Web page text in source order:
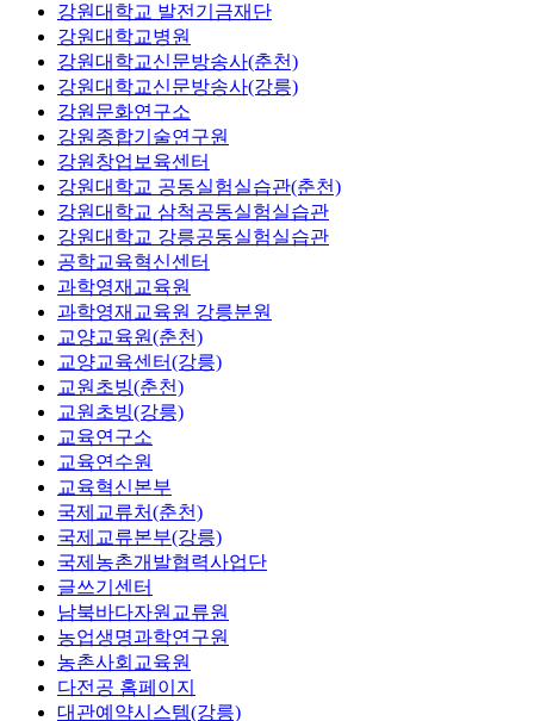
강원대학교 발전기금재단
강원대학교병원
강원대학교신문방송사(춘천)
강원대학교신문방송사(강릉)
강원문화연구소
강원종합기술연구원
강원창업보육센터
강원대학교 공동실험실습관(춘천)
강원대학교 삼척공동실험실습관
강원대학교 강릉공동실험실습관
공학교육혁신센터
과학영재교육원
과학영재교육원 강릉분원
교양교육원(춘천)
교양교육센터(강릉)
교원초빙(춘천)
교원초빙(강릉)
교육연구소
교육연수원
교육혁신본부
국제교류처(춘천)
국제교류본부(강릉)
국제농촌개발협력사업단
글쓰기센터
남북바다자원교류원
농업생명과학연구원
농촌사회교육원
다전공 홈페이지
대관예약시스템(강릉)